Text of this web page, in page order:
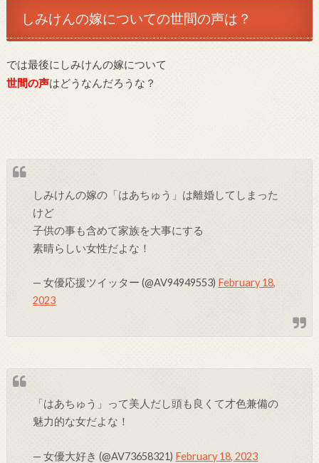
しみけんの嫁についての世間の声は？
では最後にしみけんの嫁について
世間の声はどうなんだろうな？
しみけんの嫁の「はあちゅう」は離婚してしまった
けど
子供の事も含めて家族を大事にする
素晴らしい女性だよな！
— 女優応援ツイッター (@AV94949553) February 18,
2023
「はあちゅう」って美人だし頭も良くて才色兼備の
魅力的な女だよな！
— 女優大好き (@AV73658321) February 18, 2023